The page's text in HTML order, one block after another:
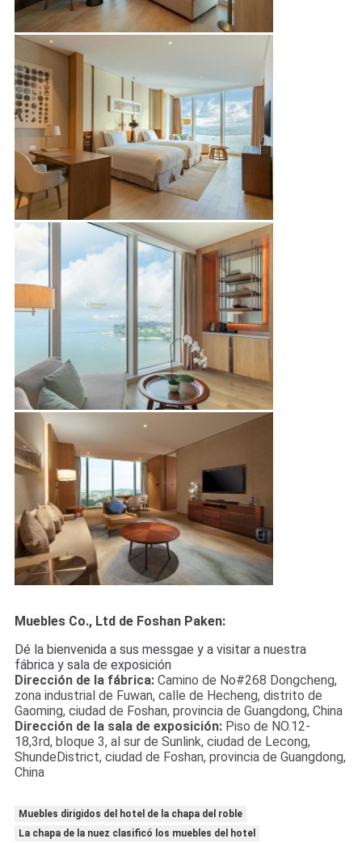
Muebles Co., Ltd de Foshan Paken:
Dé la bienvenida a sus messgae y a visitar a nuestra
fábrica y sala de exposición
Dirección de la fábrica:Camino de No#268 Dongcheng,
zona industrial de Fuwan, calle de Hecheng, distrito de
Gaoming, ciudad de Foshan, provincia de Guangdong, China
Dirección de la sala de exposición:Piso de NO.12-
18,3rd, bloque 3, al sur de Sunlink, ciudad de Lecong,
ShundeDistrict, ciudad de Foshan, provincia de Guangdong,
China
Muebles dirigidos del hotel de la chapa del roble
La chapa de la nuez clasificó los muebles del hotel